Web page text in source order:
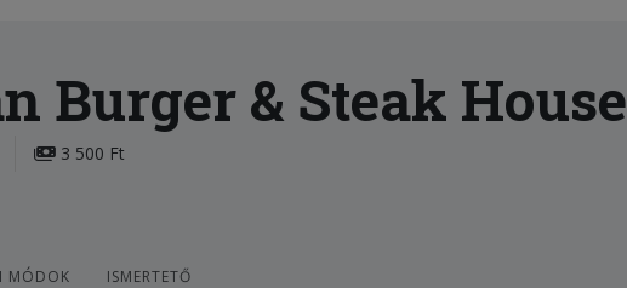
Burger & Steak House
3 500 Ft
MÓDOK ISMERTETŐ